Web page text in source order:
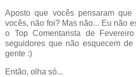
Aposto que vocês pensaram
vocês, não foi? Mas não... Eu não
o Top Comentarista de
seguidores que não esquecem
gente :)
Então, olha só...